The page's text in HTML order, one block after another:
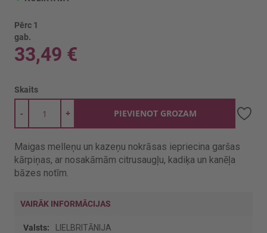
Pērc 1
gab.
33,49 €
Skaits
+
- PIEVIENOT GROZAM
Maigas melleņu un kazeņu nokrāsas iepriecina garšas
kārpiņas, ar nosakāmām citrusaugļu, kadiķa un kanēļa
bāzes notīm.
VAIRĀK INFORMĀCIJAS
Vairāk
LIELBRITĀNIJA